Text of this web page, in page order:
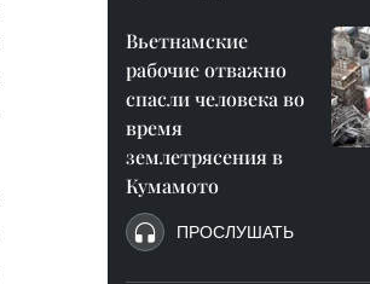
Вьетнамские
рабочие отважно
спасли человека во
время
землетрясения в
Кумамото
ПРОСЛУШАТЬ